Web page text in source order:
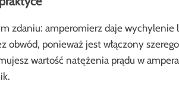
zdaniu: amperomierz daje
obwód, ponieważ jest włączony
wartość natężenia prądu w